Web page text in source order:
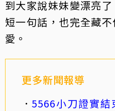
到大家說妹妹變漂亮
短一句話，也完全藏
愛。
更多新聞報導
5566小刀證實